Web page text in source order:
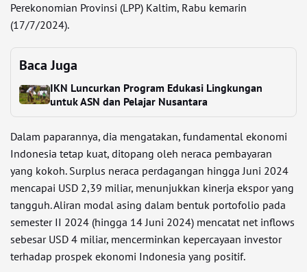
Perekonomian Provinsi (LPP) Kaltim, Rabu kemarin
(17/7/2024).
Baca Juga
IKN Luncurkan Program Edukasi Lingkungan
untuk ASN dan Pelajar Nusantara
Dalam paparannya, dia mengatakan, fundamental ekonomi
Indonesia tetap kuat, ditopang oleh neraca pembayaran
yang kokoh. Surplus neraca perdagangan hingga Juni 2024
mencapai USD 2,39 miliar, menunjukkan kinerja ekspor yang
tangguh. Aliran modal asing dalam bentuk portofolio pada
semester II 2024 (hingga 14 Juni 2024) mencatat net inflows
sebesar USD 4 miliar, mencerminkan kepercayaan investor
terhadap prospek ekonomi Indonesia yang positif.